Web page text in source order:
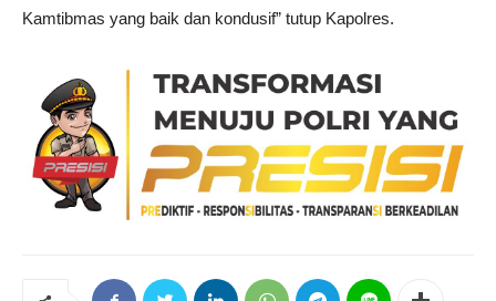
Kamtibmas yang baik dan kondusif” tutup Kapolres.